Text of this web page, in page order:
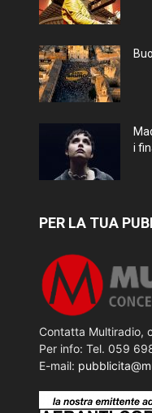
i
PER LA TUA
Contatta Multiradio,
Per info: Tel. 059
E-mail: